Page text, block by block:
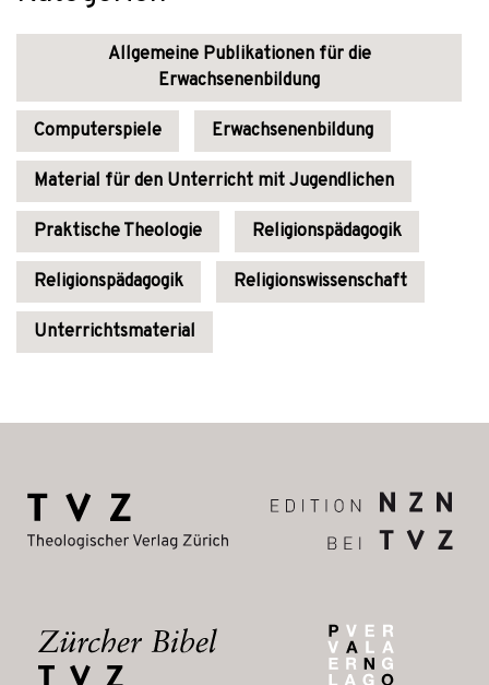
Allgemeine Publikationen für die
Erwachsenenbildung
Computerspiele Erwachsenenbildung
Material für den Unterricht mit Jugendlichen
Praktische Theologie Religionspädagogik
Religionspädagogik Religionswissenschaft
Unterrichtsmaterial